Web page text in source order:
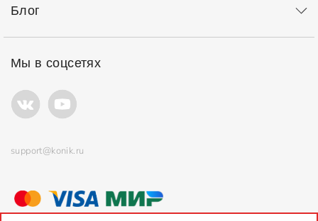
Блог
Мы в соцсетях
support@konik.ru